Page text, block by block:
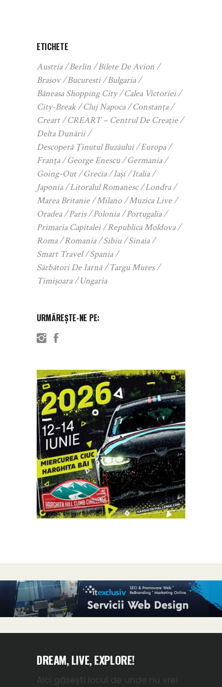
ETICHETE
Austria Berlin
Bilete De Avion
Brasov
Bucuresti
Bulgaria
Băneasa Shopping City
Calea Victoriei
City-Break
Cluj Napoca
Constanța
Creart
CREART – Centrul De Creație
Delta Dunării
Descoperă Ținutul Buzăului
Europa
Franța
George Enescu
Germania
Going-Out
Grecia Iași
Italia
Japonia
Litoralul Romanesc
Londra
Marea Britanie
Milano
Muzica Live
Oradea
Paris Polonia
Portugalia
Primaria Capitalei
Republica Moldova
Roma
Romania Sibiu
Sinaia
Smart Travel
Spania
Sărbători De Iarnă
Targu Mures
Timișoara
Ungaria
URMĂREȘTE-NE PE:
DREAM, LIVE, EXPLORE!
Aici găsești locul de unde nu vrei